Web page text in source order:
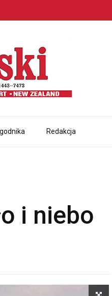
Redakcja
i niebo